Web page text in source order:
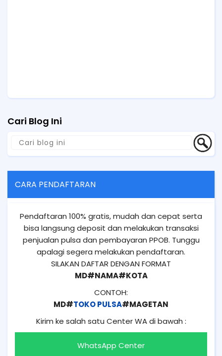
Cari Blog Ini
CARA PENDAFTARAN
Pendaftaran 100% gratis, mudah dan cepat serta
bisa langsung deposit dan melakukan transaksi
penjualan pulsa dan pembayaran PPOB. Tunggu
apalagi segera melakukan pendaftaran.
SILAKAN DAFTAR DENGAN FORMAT
MD#NAMA#KOTA
CONTOH:
MD#TOKO PULSA#MAGETAN
Kirim ke salah satu Center WA di bawah :
WhatsApp Center